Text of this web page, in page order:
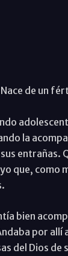
de un
la
entrañas.
que, como
bien
por allí
del Dios de